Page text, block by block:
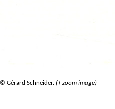
© Gérard Schneider. (+ zoom image)